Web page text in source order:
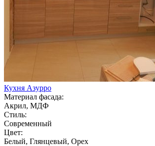
Кухня Азурро
Материал фасада:
Акрил, МДФ
Стиль:
Современный
Цвет:
Белый, Глянцевый, Орех